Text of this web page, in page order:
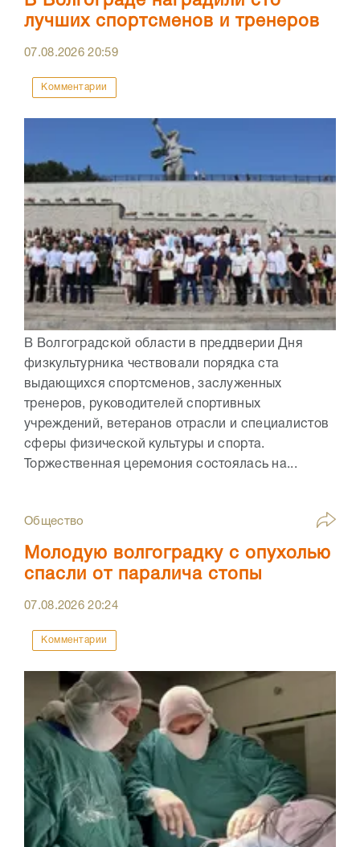
лучших спортсменов и тренеров
07.08.202620:59
Комментарии
В Волгоградской области в преддверии Дня
физкультурника чествовали порядка ста
выдающихся спортсменов, заслуженных
тренеров, руководителей спортивных
учреждений, ветеранов отрасли и специалистов
сферы физической культуры и спорта.
Торжественная церемония состоялась на...
Общество
Молодую волгоградку с опухолью
спасли от паралича стопы
07.08.202620:24
Комментарии